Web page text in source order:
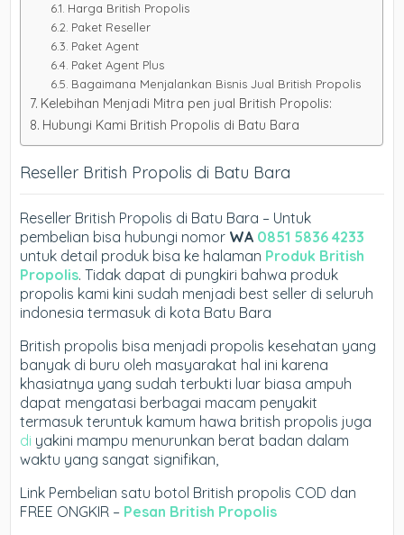
Harga British Propolis
Paket Reseller
Paket Agent
Paket Agent Plus
Bagaimana Menjalankan Bisnis Jual British Propolis
Kelebihan Menjadi Mitra pen jual British Propolis:
Hubungi Kami British Propolis di Batu Bara
Reseller British Propolis di Batu Bara
Reseller British Propolis di Batu Bara – Untuk
pembelian bisa hubungi nomor WA 0851 5836 4233
untuk detail produk bisa ke halaman Produk British
Propolis. Tidak dapat di pungkiri bahwa produk
propolis kami kini sudah menjadi best seller di seluruh
indonesia termasuk di kota Batu Bara
British propolis bisa menjadi propolis kesehatan yang
banyak di buru oleh masyarakat hal ini karena
khasiatnya yang sudah terbukti luar biasa ampuh
dapat mengatasi berbagai macam penyakit
termasuk teruntuk kamum hawa british propolis juga
di yakini mampu menurunkan berat badan dalam
waktu yang sangat signifikan,
Link Pembelian satu botol British propolis COD dan
FREE ONGKIR – Pesan British Propolis